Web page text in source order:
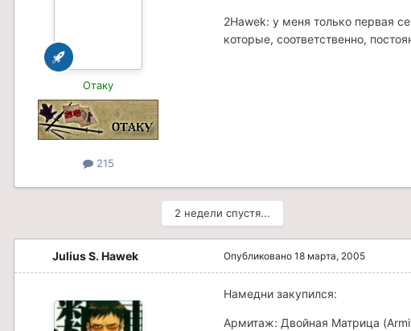
Отаку
215
2Hawek: у меня только первая
которые, соответственно,
2 недели спустя...
Julius S. Hawek Опубликовано 18 марта, 2005
Намедни закупился:
Армитаж: Двойная Матрица